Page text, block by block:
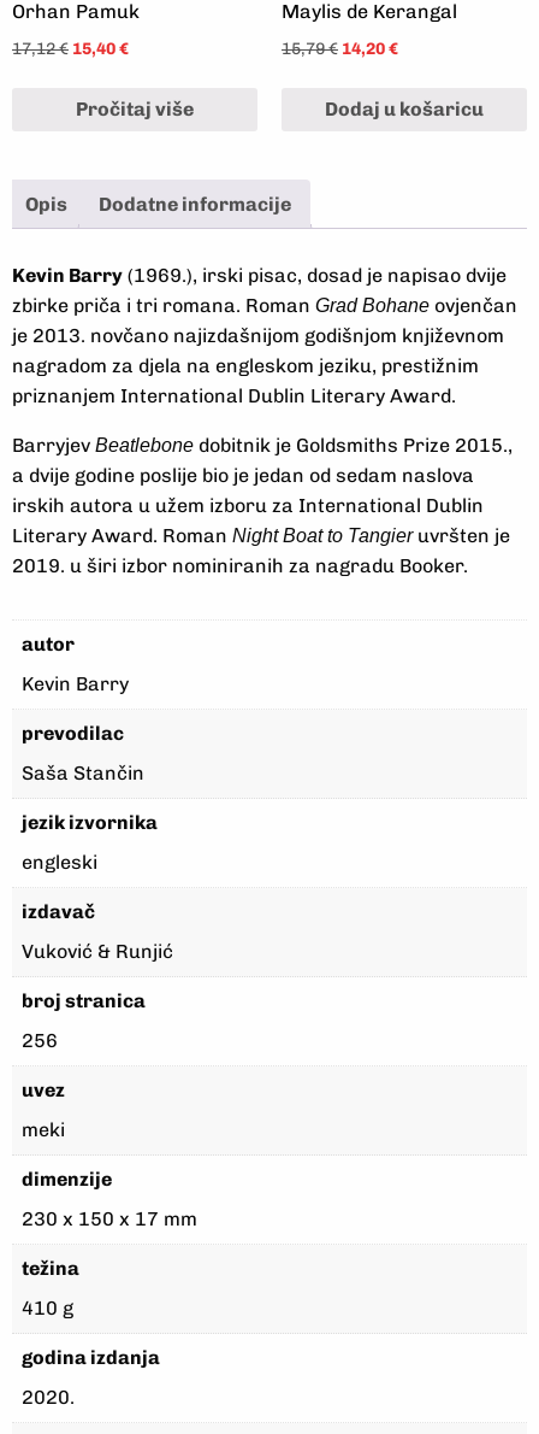
Orhan Pamuk
17,12€ 15,40€
Pročitaj više
Maylis de Kerangal
15,79€ 14,20€
Dodaj u košaricu
Opis Dodatne informacije
Kevin Barry (1969.), irski pisac, dosad je napisao dvije
zbirke priča i tri romana. Roman Grad Bohane ovjenčan
je 2013. novčano najizdašnijom godišnjom književnom
nagradom za djela na engleskom jeziku, prestižnim
priznanjem International Dublin Literary Award.
Barryjev Beatlebone dobitnik je Goldsmiths Prize 2015.,
a dvije godine poslije bio je jedan od sedam naslova
irskih autora u užem izboru za International Dublin
Literary Award. Roman Night Boat to Tangieruvršten je
2019. u širi izbor nominiranih za nagradu Booker.
autor
Kevin Barry
prevodilac
Saša Stančin
jezik izvornika
engleski
izdavač
Vuković & Runjić
broj stranica
256
uvez
meki
dimenzije
230 x 150 x 17 mm
težina
410 g
godina izdanja
2020.